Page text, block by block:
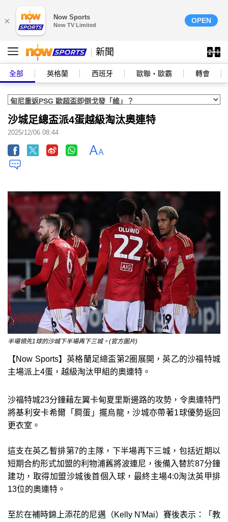
× Now Sports
Now TV Limited
OPEN
新聞
全部 英格蘭 西班牙 歐聯‧歐霸 轉會
沙城足總盃派4蛋越級淘汰奧連特
2025/12/06 08:44
半場領先1球的沙城下半場再下三城。(官方圖片)
【Now Sports】英格蘭足總盃第2圈展開，英乙的沙福特城
主場派上4蛋，越級淘汰甲組的奧連特。
沙福特城23分鐘藉左翼卡甸夏里斯邊路的攻勢，令奧連特門
將基利安卡希爾「屙蛋」擺烏龍，沙城亦帶著1球優勢返回
更衣室。
這支在英乙暫排第7的主隊，下半場再下三城，包括近期以
短期合約形式加盟的利物浦舊將波連尼，後備入替於87分鐘
建功，取得加盟沙城後首個入球，最終主場4:0淘汰英甲排
13位的奧連特。
至於在補時錦上添花的尼邁（Kelly N'Mai）賽後表示：「教